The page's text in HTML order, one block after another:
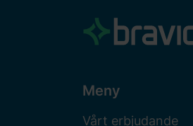
Meny
Vårt erbjudande